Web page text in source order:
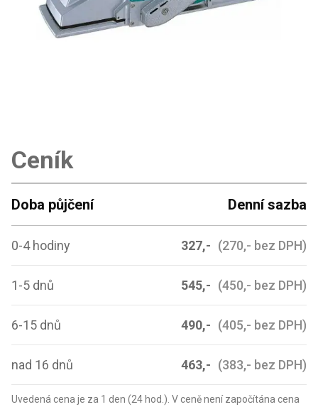
Ceník
Doba půjčení Denní sazba
0-4 hodiny 327,- (270,- bez DPH)
1-5 dnů 545,- (450,- bez DPH)
6-15 dnů 490,- (405,- bez DPH)
nad 16 dnů 463,- (383,- bez DPH)
Uvedená cena je za 1 den (24 hod.). V ceně není započítána cena